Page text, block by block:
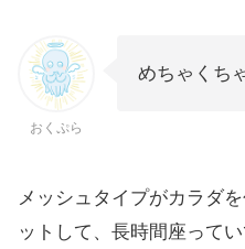
おくぷら
めちゃくち
メッシュタイプがカラダ
ットして、長時間座って